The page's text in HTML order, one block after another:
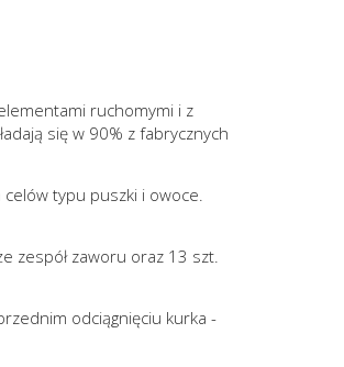
ruchomymi i z
się w 90% z fabrycznych
typu puszki i owoce.
zespół zaworu oraz 13 szt.
odciągnięciu kurka -